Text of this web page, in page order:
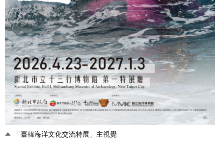
「臺韓海洋文化交流特展」主視覺